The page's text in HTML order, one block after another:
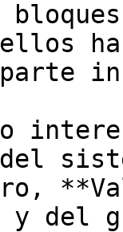
del
y del